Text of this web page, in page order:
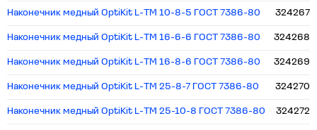
Наконечник медный OptiKit L-ТМ 10-8-5 ГОСТ 7386-80 324267
Наконечник медный OptiKit L-ТМ 16-6-6 ГОСТ 7386-80 324268
Наконечник медный OptiKit L-ТМ 16-8-6 ГОСТ 7386-80 324269
Наконечник медный OptiKit L-ТМ 25-8-7 ГОСТ 7386-80 324270
Наконечник медный OptiKit L-ТМ 25-10-8 ГОСТ 7386-80 324272